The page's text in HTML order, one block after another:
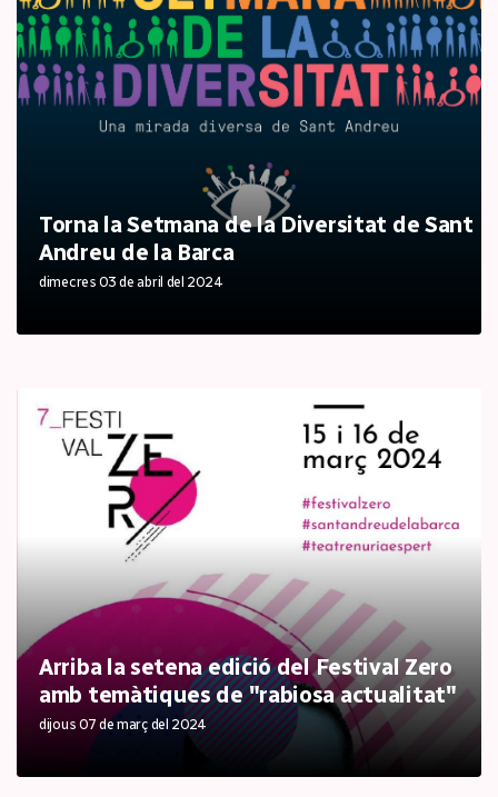
Torna la Setmana de la Diversitat de Sant
Andreu de la Barca
dimecres 03 de abril del 2024
Arriba la setena edició del Festival Zero
amb temàtiques de "rabiosa actualitat"
dijous 07 de març del 2024